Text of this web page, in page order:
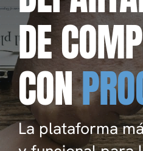
DE
CON
La plataforma